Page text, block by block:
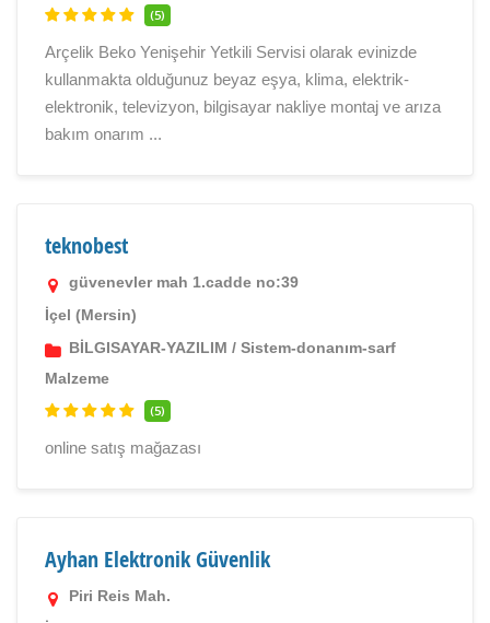
(5)
Arçelik Beko Yenişehir Yetkili Servisi olarak evinizde
kullanmakta olduğunuz beyaz eşya, klima, elektrik-
elektronik, televizyon, bilgisayar nakliye montaj ve arıza
bakım onarım ...
teknobest
güvenevler mah 1.cadde no:39
İçel (Mersin)
BİLGISAYAR-YAZILIM / Sistem-donanım-sarf
Malzeme
(5)
online satış mağazası
Ayhan Elektronik Güvenlik
Piri Reis Mah.